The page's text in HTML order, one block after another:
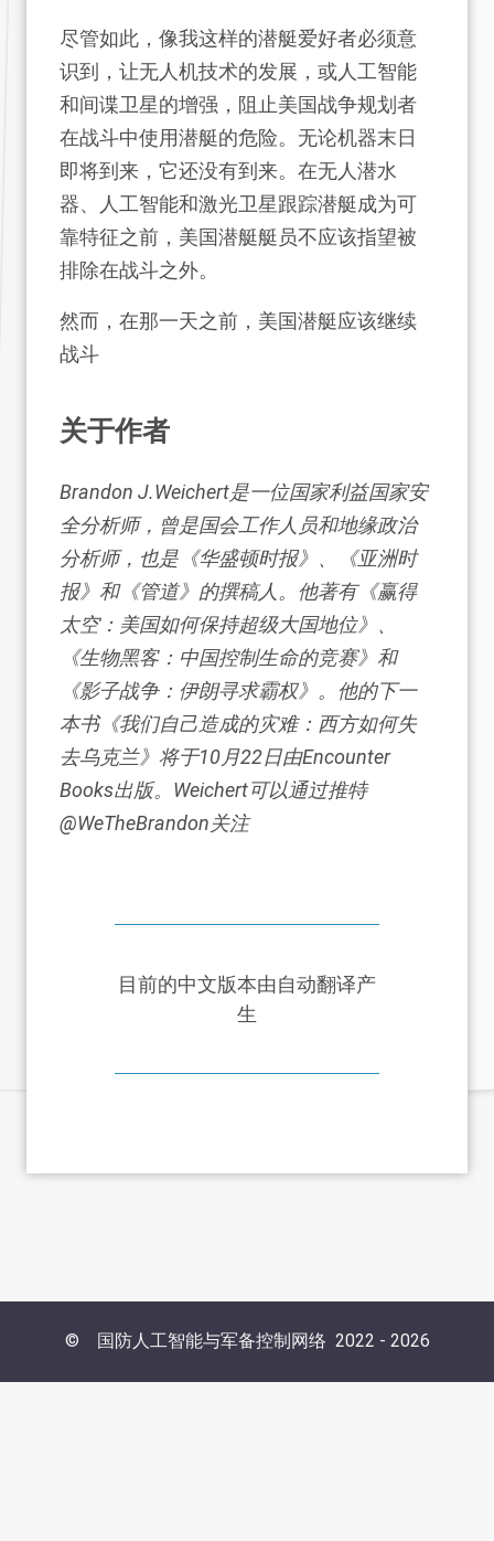
尽管如此，像我这样的潜艇爱好者必须意
识到，让无人机技术的发展，或人工智能
和间谍卫星的增强，阻止美国战争规划者
在战斗中使用潜艇的危险。无论机器末日
即将到来，它还没有到来。在无人潜水
器、人工智能和激光卫星跟踪潜艇成为可
靠特征之前，美国潜艇艇员不应该指望被
排除在战斗之外。
然而，在那一天之前，美国潜艇应该继续
战斗
关于作者
Brandon J.Weichert是一位国家利益国家安
全分析师，曾是国会工作人员和地缘政治
分析师，也是《华盛顿时报》、《亚洲时
报》和《管道》的撰稿人。他著有《赢得
太空：美国如何保持超级大国地位》、
《生物黑客：中国控制生命的竞赛》和
《影子战争：伊朗寻求霸权》。他的下一
本书《我们自己造成的灾难：西方如何失
去乌克兰》将于10月22日由Encounter
Books出版。Weichert可以通过推特
@WeTheBrandon关注
目前的中文版本由自动翻译产
生
© 国防人工智能与军备控制网络 2022 - 2026